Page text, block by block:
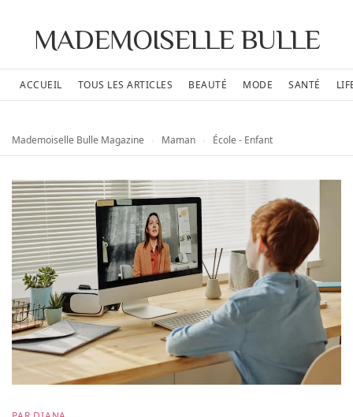
MADEMOISELLE BULLE
ACCUEIL TOUS LES ARTICLES BEAUTÉ MODE SANTÉ
Mademoiselle Bulle Magazine Maman École - Enfant